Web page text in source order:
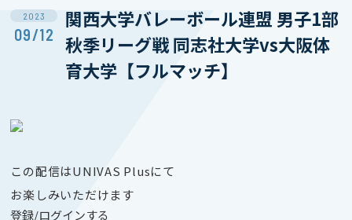
2023
09/12
関西大学バレーボール連盟 男子1部
秋季リーグ戦 同志社大学vs大阪体
育大学【フルマッチ】
この配信はUNIVAS Plusにて
お楽しみいただけます
登録/ログインする